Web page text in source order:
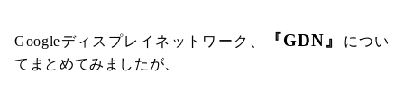
Googleディスプレイネットワーク、 『GDN』
につい
てまとめてみましたが、